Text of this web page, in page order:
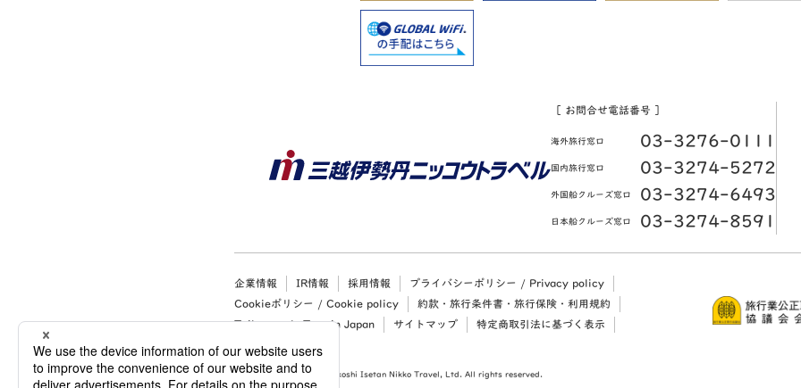
［ お問合せ電話番号 ］
海外旅行窓口 03-3276-0111
国内旅行窓口 03-3274-5272
外国船クルーズ窓口 03-3274-6493
日本船クルーズ窓口 03-3274-8591
企業情報 IR情報 採用情報
プライバシーポリシー / Privacy policy
Cookieポリシー / Cookie policy
約款・旅行条件書・旅行保険・利用規約
Tailor-made Tour in Japan
サイトマップ 特定商取引法に基づく表示
Copyright (c) 2026 Mitsukoshi Isetan Nikko Travel, Ltd. All rights reserved.